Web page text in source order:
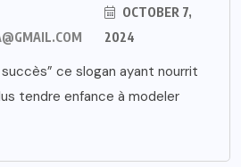
OCTOBER 7,
2024
ce slogan ayant nourrit
tendre enfance à modeler